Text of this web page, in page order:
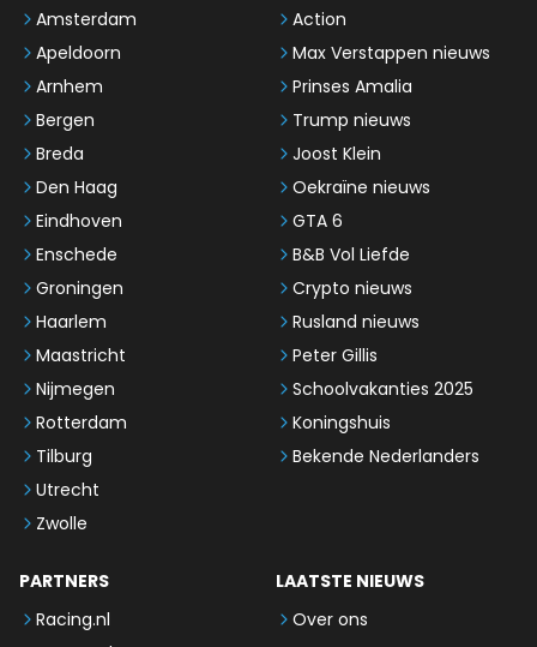
Amsterdam
Apeldoorn
Arnhem
Bergen
Breda
Den Haag
Eindhoven
Enschede
Groningen
Haarlem
Maastricht
Nijmegen
Rotterdam
Tilburg
Utrecht
Zwolle
Action
Max Verstappen nieuws
Prinses Amalia
Trump nieuws
Joost Klein
Oekraïne nieuws
GTA 6
B&B Vol Liefde
Crypto nieuws
Rusland nieuws
Peter Gillis
Schoolvakanties 2025
Koningshuis
Bekende Nederlanders
PARTNERS
Racing.nl
LAATSTE NIEUWS
Over ons